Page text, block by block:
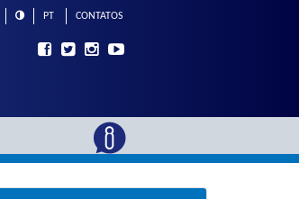
PT CONTATOS